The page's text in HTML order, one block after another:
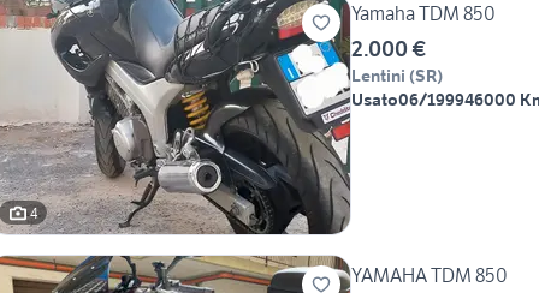
4
Yamaha TDM 850
2.000 €
Lentini (SR)
Usato06/199946000
YAMAHA TDM 850